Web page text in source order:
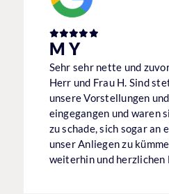
M Y
Sehr sehr nette und
Herr und Frau H. Sind
unsere Vorstellungen
eingegangen und waren
zu schade, sich sogar an
unser Anliegen zu
weiterhin und herzlichen